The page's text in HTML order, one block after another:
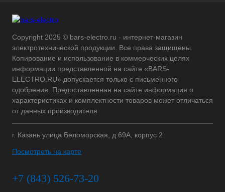
Copyright 2025 © bars-electro.ru - интернет-магазин
электротехнической продукции. Все права защищены.
Копирование и использование в коммерческих целях
информации представленной на сайте «BARS-
ELECTRO.RU» допускается только с письменного
одобрения. Предоставленная на сайте информация о
характеристиках и комплектности товаров может отличаться
от данных производителя
г. Казань улица Беломорская, д.69А, корпус 2
Посмотреть на карте
+7 (843) 526-73-20